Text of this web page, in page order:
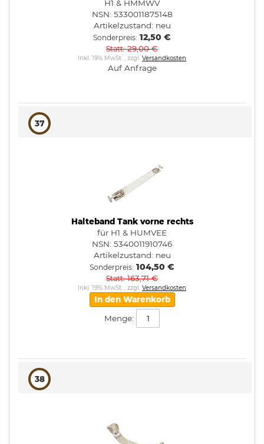
H1 & HMMWV
NSN: 5330011875148
Artikelzustand: neu
Sonderpreis 12,50 €
Statt 29,00 €
Inkl. 19% MwSt. , zzgl. Versandkosten
Auf Anfrage
37
Halteband Tank vorne rechts
für H1 & HUMVEE
NSN: 5340011910746
Artikelzustand: neu
Sonderpreis 104,50 €
Statt 163,71 €
Inkl. 19% MwSt. , zzgl. Versandkosten
In den Warenkorb
Menge:
38